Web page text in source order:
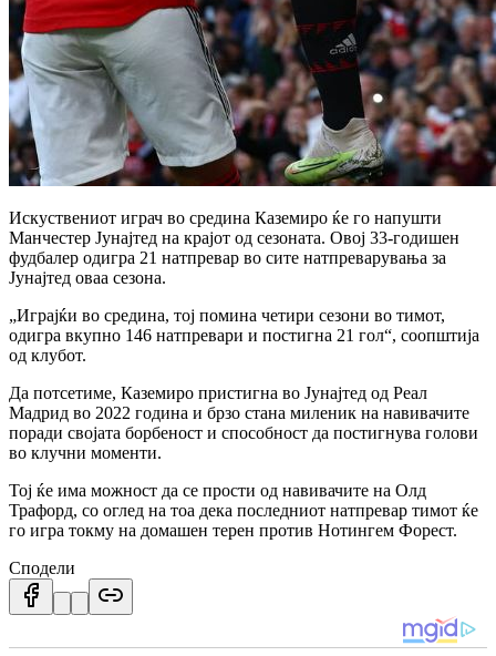
Искуствениот играч во средина Каземиро ќе го напушти
Манчестер Јунајтед на крајот од сезоната. Овој 33-годишен
фудбалер одигра 21 натпревар во сите натпреварувања за
Јунајтед оваа сезона.
„Играјќи во средина, тој помина четири сезони во тимот,
одигра вкупно 146 натпревари и постигна 21 гол“, соопштија
од клубот.
Да потсетиме, Каземиро пристигна во Јунајтед од Реал
Мадрид во 2022 година и брзо стана миленик на навивачите
поради својата борбеност и способност да постигнува голови
во клучни моменти.
Тој ќе има можност да се прости од навивачите на Олд
Трафорд, со оглед на тоа дека последниот натпревар тимот ќе
го игра токму на домашен терен против Нотингем Форест.
Сподели